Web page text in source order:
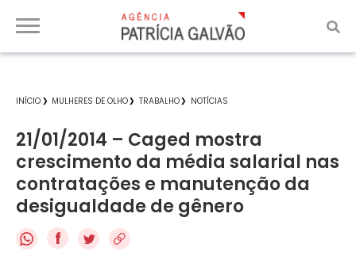
INÍCIO MULHERES DE OLHO TRABALHO NOTÍCIAS
21/01/2014 – Caged mostra
crescimento da média salarial nas
contratações e manutenção da
desigualdade de gênero
f